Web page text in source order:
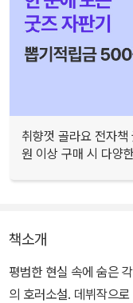
취향껏 골라요 전자
원 이상 구매 시 다양
책소개
평범한 현실 속에 숨은
의 호러소설. 데뷔작으